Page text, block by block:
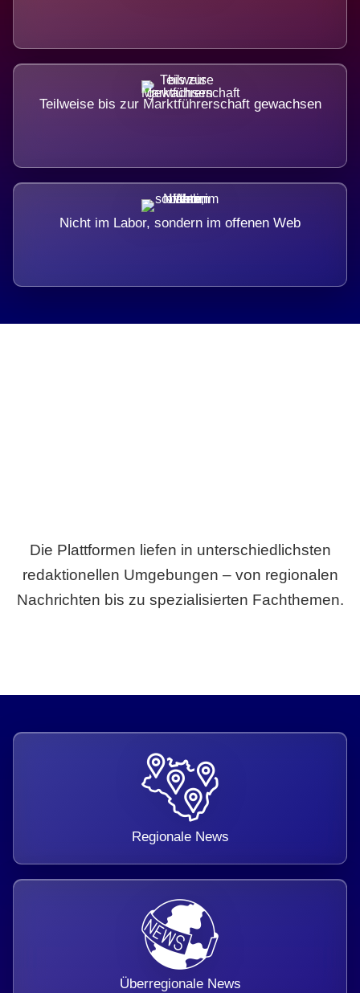
Teilweise bis zur Marktführerschaft gewachsen
Nicht im Labor, sondern im offenen Web
Die Plattformen liefen in unterschiedlichsten
redaktionellen Umgebungen – von regionalen
Nachrichten bis zu spezialisierten Fachthemen.
Regionale News
Überregionale News